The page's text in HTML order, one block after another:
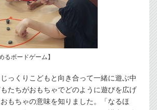
るボードゲーム】
っくりこどもと向き合って一緒に遊ぶ中
たちがおもちゃでどのように遊びを広げ
もちゃの意味を知りました。「なるほ